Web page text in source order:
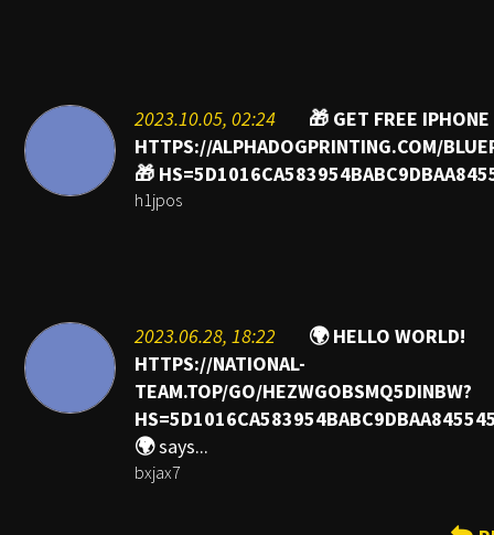
2023.10.05, 02:24
🎁 GET FREE
HTTPS://ALPHADOGPRINTING.COM/
🎁
h1jpos
2023.06.28, 18:22
🌍 HELLO WORLD!
HTTPS://NATIONAL-
TEAM.TOP/GO/HEZWGOBSMQ5DINBW?
🌍says...
bxjax7